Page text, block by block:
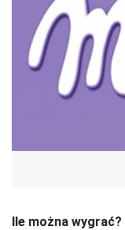
Ile można wygrać?